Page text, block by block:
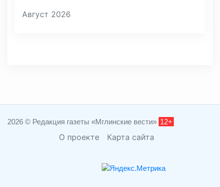
Август 2026
2026 © Редакция газеты «Мглинские вести» 12+
О проекте Карта сайта